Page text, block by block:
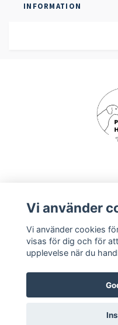
INFORMATION
Vi använder
Vi använder cookies
visas för dig och för
upplevelse när du